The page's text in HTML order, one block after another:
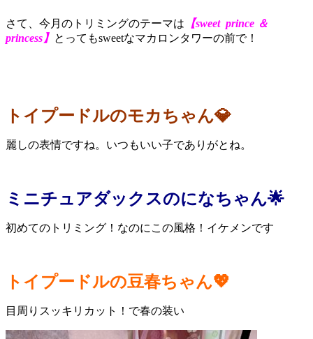
さて、今月のトリミングのテーマは 【sweet prince ＆
princess】 とってもsweetなマカロンタワーの前で！
トイプードルのモカちゃん💎
麗しの表情ですね。いつもいい子でありがとね。
ミニチュアダックスのになちゃん🌟
初めてのトリミング！なのにこの風格！イケメンです
トイプードルの豆春ちゃん💖
目周りスッキリカット！で春の装い